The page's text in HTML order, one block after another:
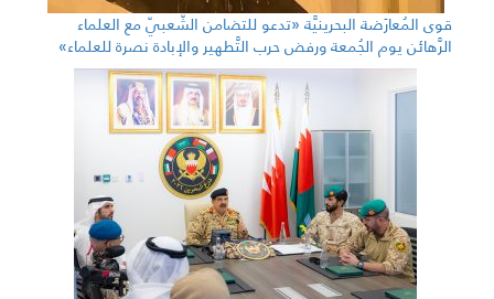
قوى المُعارَضة البحرينيَّة «تدعو للتضامن الشّعبيّ مع العلماء
الرَّهائن يوم الجُمعة ورفض حرب التَّطهير والإبادة نصرة للعلماء»